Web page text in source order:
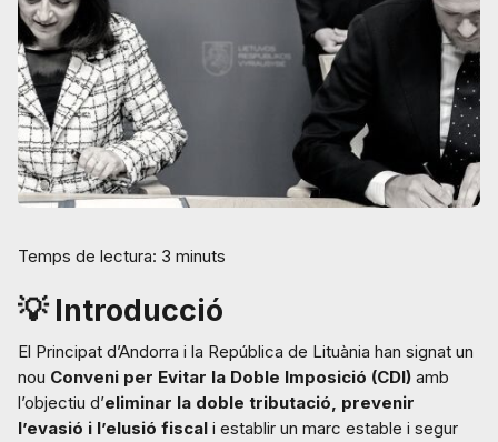
Temps de lectura: 3 minuts
💡 Introducció
El Principat d’Andorra i la República de Lituània han signat un
nou Conveni per Evitar la Doble Imposició (CDI) amb
l’objectiu d’eliminar la doble tributació, prevenir
l’evasió i l’elusió fiscal i establir un marc estable i segur